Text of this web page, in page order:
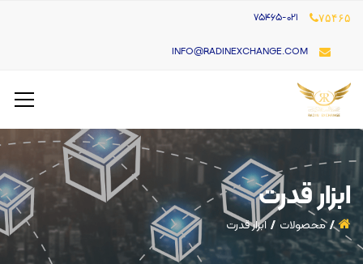
۷۵۴۶۵
INFO@RADINEXCHANGE.COM
ابزار قدرت
محصولات ابزار قدرت